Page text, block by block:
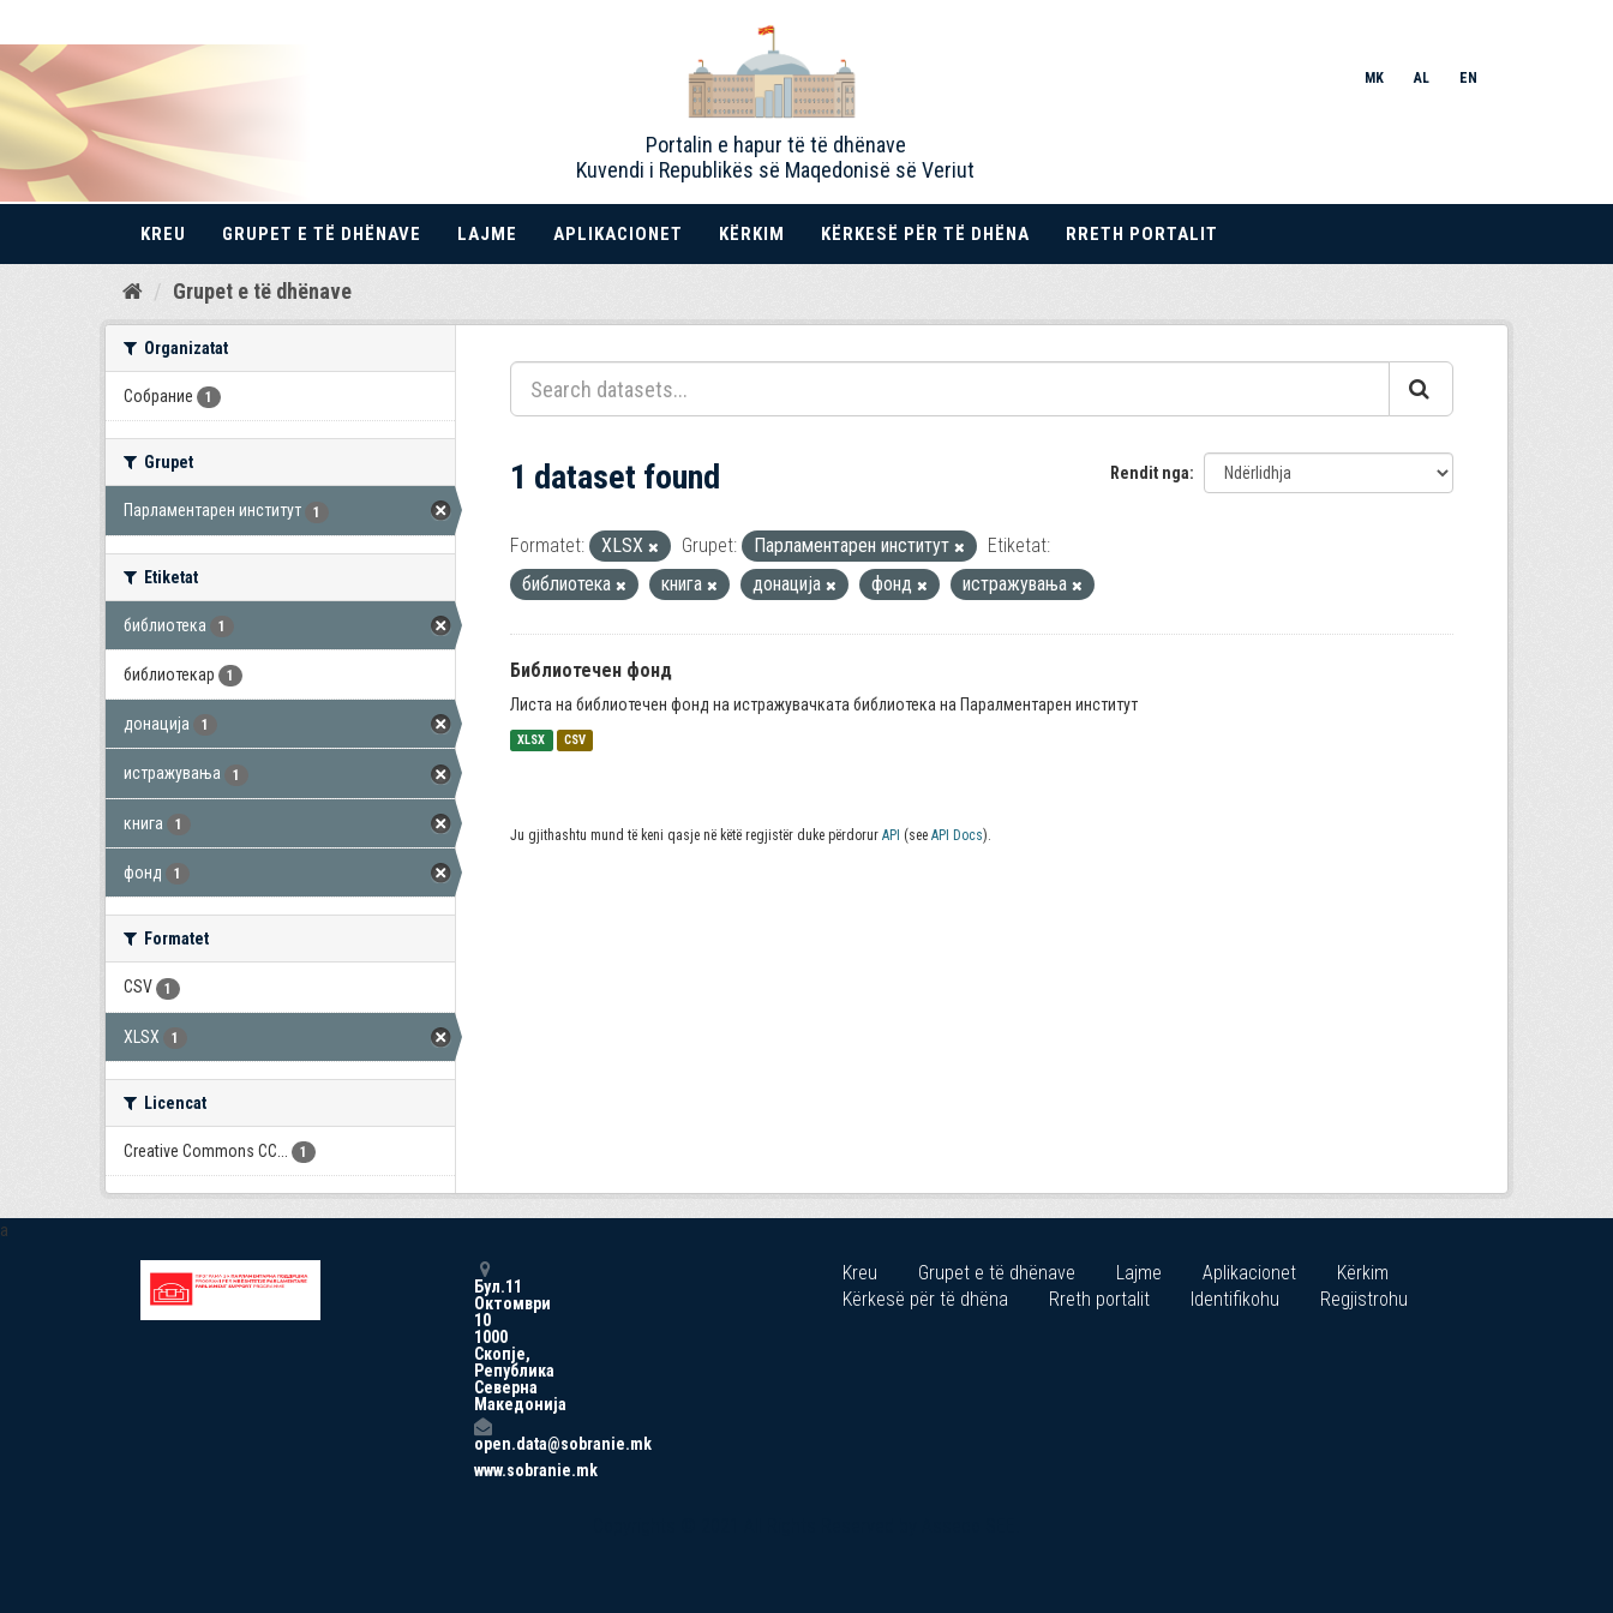
Kalo
Portalin e hapur të të dhënave
Kuvendi i Republikës së Maqedonisë së Veriut
MK AL EN
KREU GRUPET E TË DHËNAVE LAJME APLIKACIONET KËRKIM KËRKESË PËR TË DHËNA RRETH PORTALIT
Grupet e të dhënave
Organizatat
Собрание 1
Grupet
Парламентарен институт 1
Etiketat
библиотека 1
библиотекар 1
донација 1
истражувања 1
книга 1
фонд 1
Formatet
CSV 1
XLSX 1
Licencat
Creative Commons CC... 1
Rendit nga
1 dataset found
Formatet: XLSX Grupet: Парламентарен институт
Etiketat:
библиотека
книга донација фонд истражувања
Библиотечен фонд
Листа на библиотечен фонд на истражувачката библиотека на Паралментарен институт
XLSX CSV
Ju gjithashtu mund të keni qasje në këtë regjistër duke përdorur API (see API Docs).
a
Бул.11
Октомври
10
1000
Скопје,
Република
Северна
Македонија
open.data@sobranie.mk
www.sobranie.mk
Kreu Grupet e të dhënave Lajme Aplikacionet
Kërkim
Kërkesë për të dhëna
Rreth portalit Identifikohu Regjistrohu